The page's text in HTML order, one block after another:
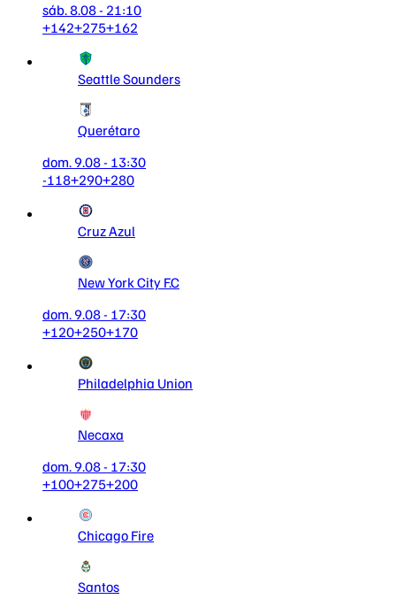
sáb. 8.08 - 21:10
+142+275+162
Seattle Sounders
Querétaro
dom. 9.08 - 13:30
-118+290+280
Cruz Azul
New York City F.C
dom. 9.08 - 17:30
+120+250+170
Philadelphia Union
Necaxa
dom. 9.08 - 17:30
+100+275+200
Chicago Fire
Santos